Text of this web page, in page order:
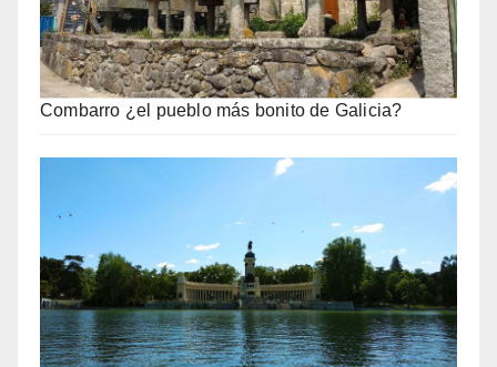
Combarro ¿el pueblo más bonito de Galicia?